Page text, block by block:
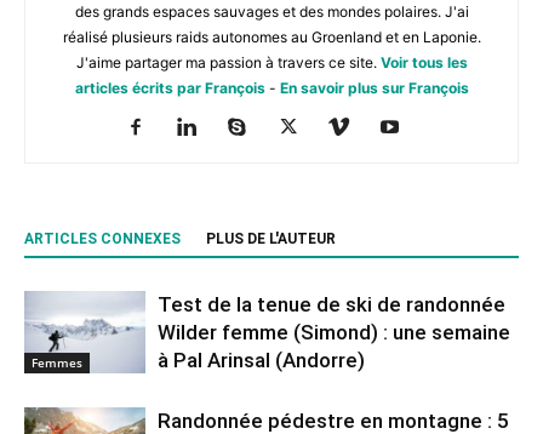
des grands espaces sauvages et des mondes polaires. J'ai
réalisé plusieurs raids autonomes au Groenland et en Laponie.
J'aime partager ma passion à travers ce site. Voir tous les
articles écrits par François- En savoir plus sur François
ARTICLES CONNEXES PLUS DE L'AUTEUR
Femmes
Test de la tenue de ski de randonnée
Wilder femme (Simond) : une semaine
à Pal Arinsal (Andorre)
Randonnée pédestre en montagne : 5